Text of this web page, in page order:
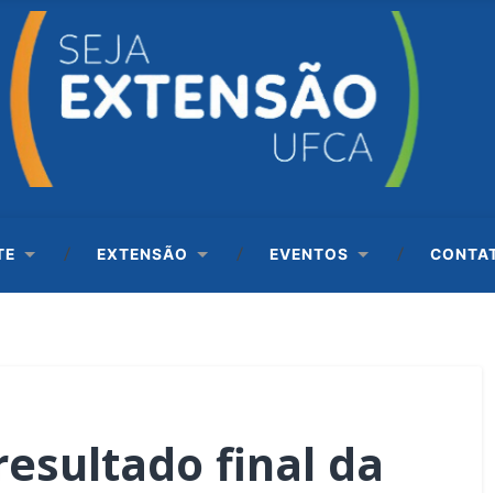
EXTENSÃO EVENTOS
final da